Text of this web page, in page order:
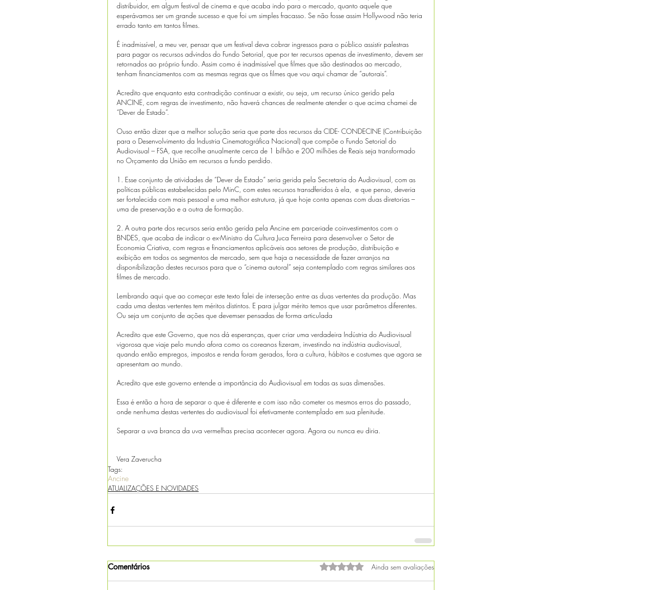
distribuidor, em algum festival de cinema e que acaba indo para o mercado, quanto aquele que
esperávamos ser um grande sucesso e que foi um simples fracasso. Se não fosse assim Hollywood não teria
errado tanto em tantos filmes.
É inadmissível, a meu ver, pensar que um festival deva cobrar ingressos para o público assistir palestras
para pagar os recursos advindos do Fundo Setorial, que por ter recursos apenas de investimento, devem ser
retornados ao próprio fundo. Assim como é inadmissível que filmes que são destinados ao mercado,
tenham financiamentos com as mesmas regras que os filmes que vou aqui chamar de “autorais”.
Acredito que enquanto esta contradição continuar a existir, ou seja, um recurso único gerido pela
ANCINE, com regras de investimento, não haverá chances de realmente atender o que acima chamei de
“Dever de Estado”.
Ouso então dizer que a melhor solução seria que parte dos recursos da CIDE- CONDECINE (Contribuição
para o Desenvolvimento da Industria Cinematográfica Nacional) que compõe o Fundo Setorial do
Audiovisual – FSA, que recolhe anualmente cerca de 1 bilhão e 200 milhões de Reais seja transformado
no Orçamento da União em recursos a fundo perdido.
1. Esse conjunto de atividades de “Dever de Estado” seria gerida pela Secretaria do Audiovisual, com as
políticas públicas estabelecidas pelo MinC, com estes recursos transdferidos à ela,  e que penso, deveria
ser fortalecida com mais pessoal e uma melhor estrutura, já que hoje conta apenas com duas diretorias –
uma de preservação e a outra de formação.
2. A outra parte dos recursos seria então gerida pela Ancine em parceriade coinvestimentos com o
BNDES, que acaba de indicar o ex-Ministro da Cultura Juca Ferreira para desenvolver o Setor de
Economia Criativa, com regras e financiamentos aplicáveis aos setores de produção, distribuição e
exibição em todos os segmentos de mercado, sem que haja a necessidade de fazer arranjos na
disponibilização destes recursos para que o “cinema autoral” seja contemplado com regras similares aos
filmes de mercado.
Lembrando aqui que ao começar este texto falei de interseção entre as duas vertentes da produção. Mas
cada uma destas vertentes tem méritos distintos. E para julgar mérito temos que usar parâmetros diferentes.
Ou seja um conjunto de ações que devemser pensadas de forma articulada
Acredito que este Governo, que nos dá esperanças, quer criar uma verdadeira Indústria do Audiovisual
vigorosa que viaje pelo mundo afora como os coreanos fizeram, investindo na indústria audiovisual,
quando então empregos, impostos e renda foram gerados, fora a cultura, hábitos e costumes que agora se
apresentam ao mundo.
Acredito que este governo entende a importância do Audiovisual em todas as suas dimensões.
Essa é então a hora de separar o que é diferente e com isso não cometer os mesmos erros do passado,
onde nenhuma destas vertentes do audiovisual foi efetivamente contemplado em sua plenitude.
Separar a uva branca da uva vermelhas precisa acontecer agora. Agora ou nunca eu diria.
Vera Zaverucha
Tags:
Ancine
ATUALIZAÇÕES E NOVIDADES
Comentários Avaliado com 0 de 5 estrelas.Ainda sem avaliações